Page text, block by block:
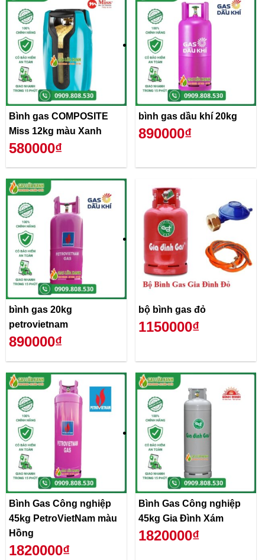
Bình gas COMPOSITE
Miss 12kg màu Xanh
580000₫
bình gas dầu khí 20kg
890000₫
bình gas 20kg
petrovietnam
890000₫
bộ bình gas đỏ
1150000₫
Bình Gas Công nghiệp
45kg PetroVietNam màu
Hồng
1820000₫
Bình Gas Công nghiệp
45kg Gia Đình Xám
1820000₫